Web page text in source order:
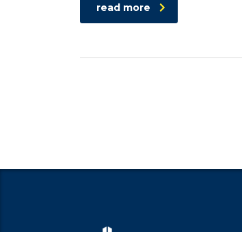
read more